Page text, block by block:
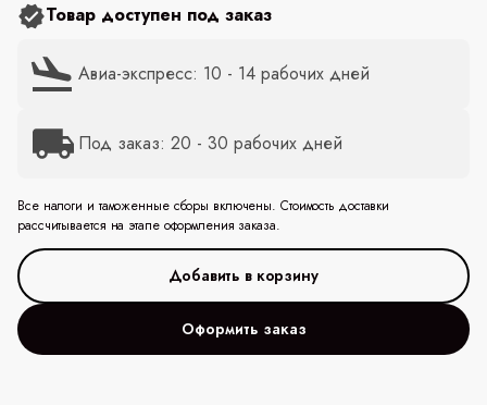
Товар доступен под заказ
Авиа-экспресс: 10 - 14 рабочих дней
Под заказ: 20 - 30 рабочих дней
Все налоги и таможенные сборы включены. Стоимость доставки
рассчитывается на этапе оформления заказа.
Оформить заказ